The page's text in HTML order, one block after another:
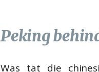
Peking
Was tat die